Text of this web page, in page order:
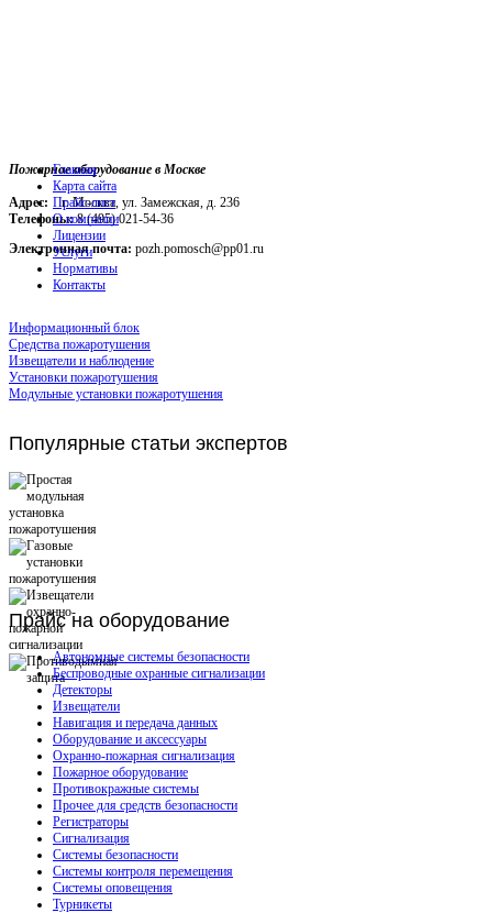
Пожарное оборудование в Москве
Адрес: г. Москва, ул. Замежская, д. 236
Телефоны:8 (495) 021-54-36
Электронная почта: pozh.pomosch@pp01.ru
Главная
Карта сайта
Прайс-лист
О компании
Лицензии
Услуги
Нормативы
Контакты
Информационный блок
Средства пожаротушения
Извещатели и наблюдение
Установки пожаротушения
Модульные установки пожаротушения
Популярные статьи экспертов
Прайсна оборудование
Автономные системы безопасности
Беспроводные охранные сигнализации
Детекторы
Извещатели
Навигация и передача данных
Оборудование и аксессуары
Охранно-пожарная сигнализация
Пожарное оборудование
Противокражные системы
Прочее для средств безопасности
Регистраторы
Сигнализация
Системы безопасности
Системы контроля перемещения
Системы оповещения
Турникеты